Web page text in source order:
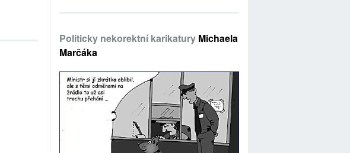
Politicky nekorektní karikatury Michaela
Marčáka